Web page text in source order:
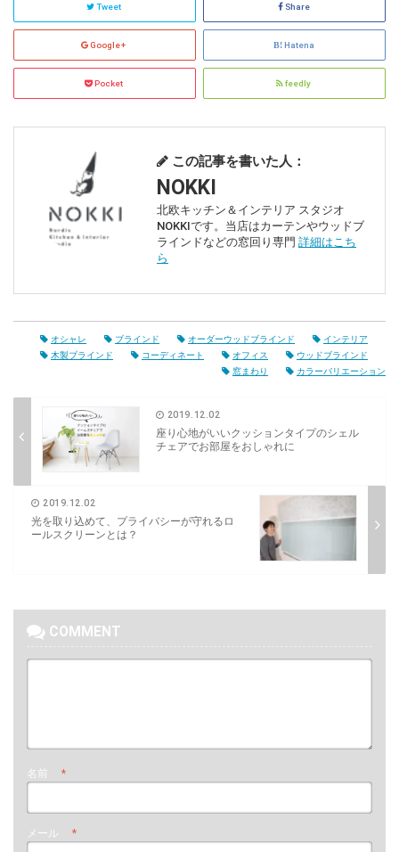
Tweet Share
Google+ Hatena
Pocket feedly
この記事を書いた人：
NOKKI
北欧キッチン＆インテリア スタジオ
NOKKIです。当店はカーテンやウッドブ
ラインドなどの窓回り専門 詳細はこち
ら
オシャレ ブラインド オーダーウッドブラインド
インテリア
木製ブラインド
コーディネート オフィス
ウッドブラインド
窓まわり
カラーバリエーション
2019.12.02
座り心地がいいクッションタイプのシェル
チェアでお部屋をおしゃれに
2019.12.02
光を取り込めて、プライバシーが守れるロ
ールスクリーンとは？
COMMENT
名前 *
メール *